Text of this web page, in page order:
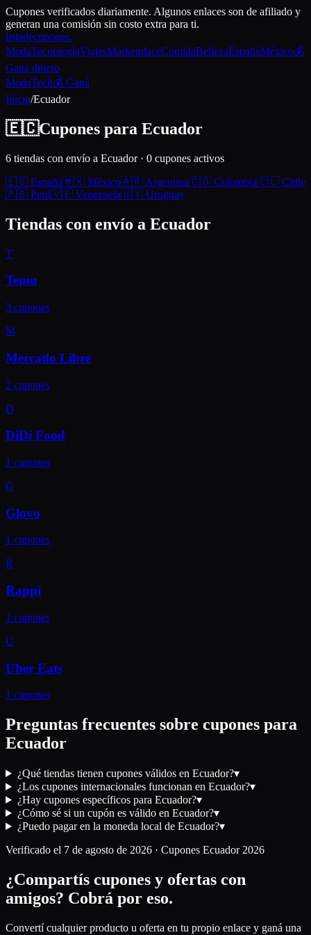
Cupones verificados diariamente. Algunos enlaces son de afiliado y
generan una comisión sin costo extra para ti.
listadecupones.
ModaTecnologíaViajesMarketplaceComidaBellezaEspañaMéxico💰
Ganá dinero
ModaTech💰 Ganá
Inicio/Ecuador
🇪🇨Cupones para Ecuador
6 tiendas con envío a Ecuador· 0 cupones activos
🇪🇸 España🇲🇽 México🇦🇷 Argentina🇨🇴 Colombia🇨🇱 Chile
🇵🇪 Perú🇻🇪 Venezuela🇺🇾 Uruguay
Tiendas con envío a Ecuador
T
Temu
3 cupones
M
Mercado Libre
2 cupones
D
DiDi Food
1 cupones
G
Glovo
1 cupones
R
Rappi
1 cupones
U
Uber Eats
1 cupones
Preguntas frecuentes sobre cupones para
Ecuador
¿Qué tiendas tienen cupones válidos en Ecuador?▾
¿Los cupones internacionales funcionan en Ecuador?▾
¿Hay cupones específicos para Ecuador?▾
¿Cómo sé si un cupón es válido en Ecuador?▾
¿Puedo pagar en la moneda local de Ecuador?▾
Verificado el 7 de agosto de 2026 · Cupones Ecuador 2026
¿Compartís cupones y ofertas con
amigos? Cobrá por eso.
Convertí cualquier producto u oferta en tu propio enlace y ganá una